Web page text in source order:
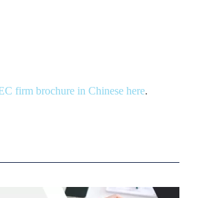
firm brochure in Chinese here.